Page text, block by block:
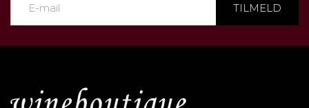
TILMELD